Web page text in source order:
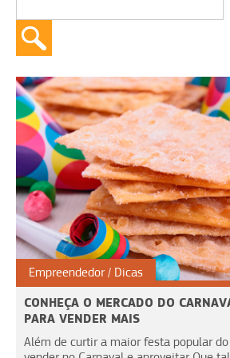
Empreendedor Dicas
CONHEÇA O MERCADO DO
PARA VENDER MAIS
Além de curtir a maior festa popular